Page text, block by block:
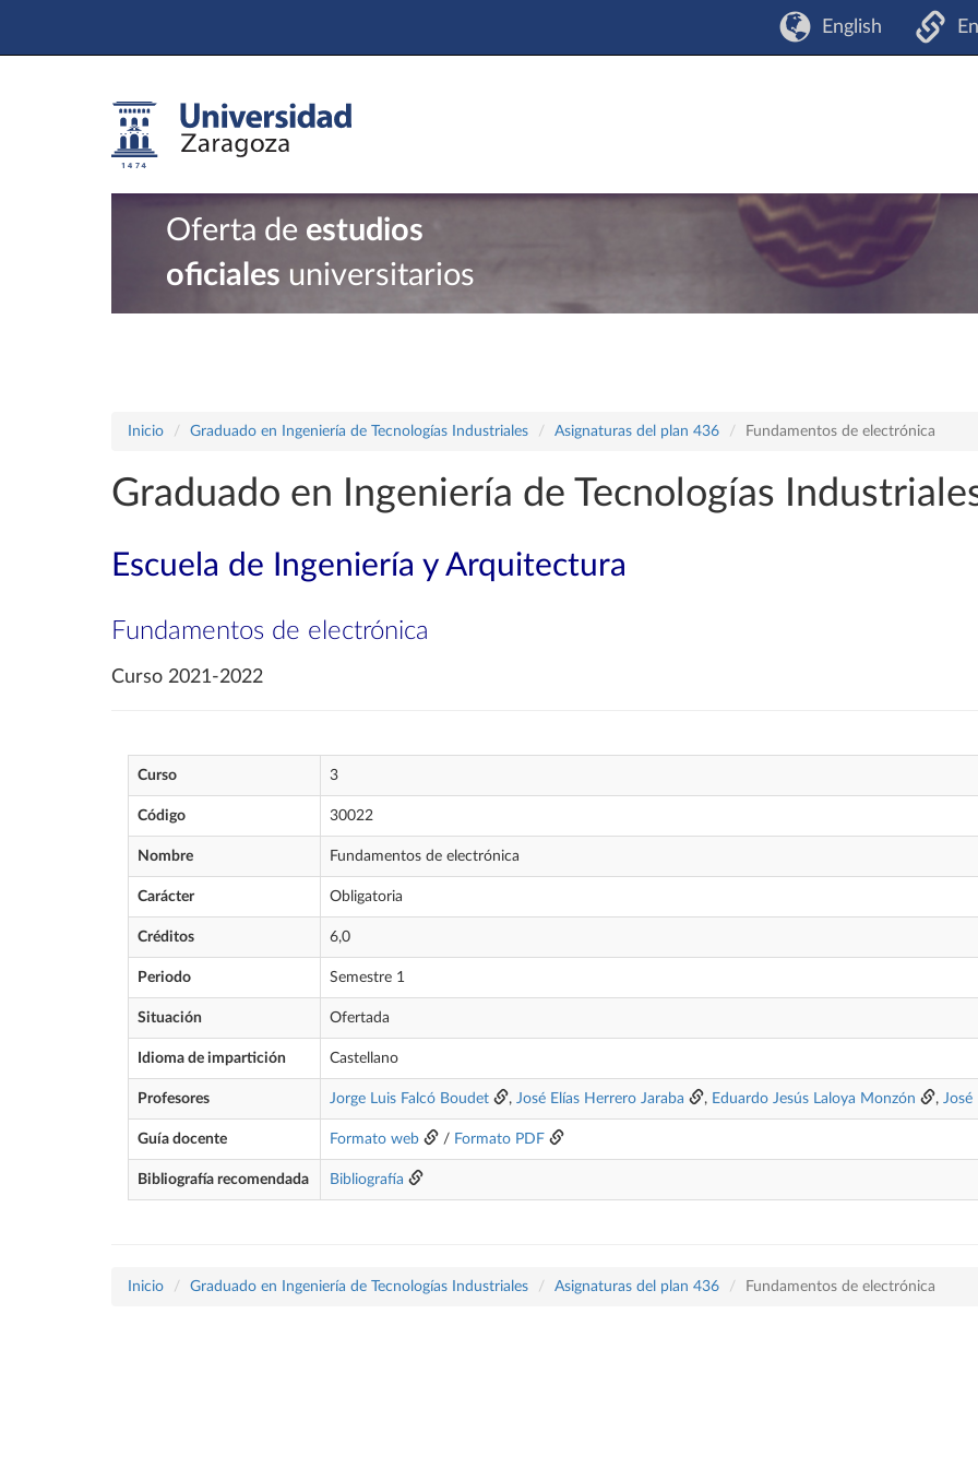
English
Oferta de estudios
oficiales universitarios
Inicio Graduado en Ingeniería de Tecnologías Industriales Asignaturas del plan 436 Fundamentos de electrónica
Graduado en Ingeniería de Tecnologías
Escuela de Ingeniería y Arquitectura
Fundamentos de electrónica
Curso 2021-2022
Curso 3
Código 30022
Nombre Fundamentos de electrónica
Carácter Obligatoria
Créditos 6,0
Periodo Semestre 1
Situación Ofertada
Idioma de impartición Castellano
Profesores Jorge Luis Falcó Boudet , José Elías Herrero Jaraba , Eduardo Jesús Laloya Monzón , José
Guía docente Formato web / Formato PDF
Bibliografía recomendada Bibliografía
Inicio Graduado en Ingeniería de Tecnologías Industriales Asignaturas del plan 436 Fundamentos de electrónica